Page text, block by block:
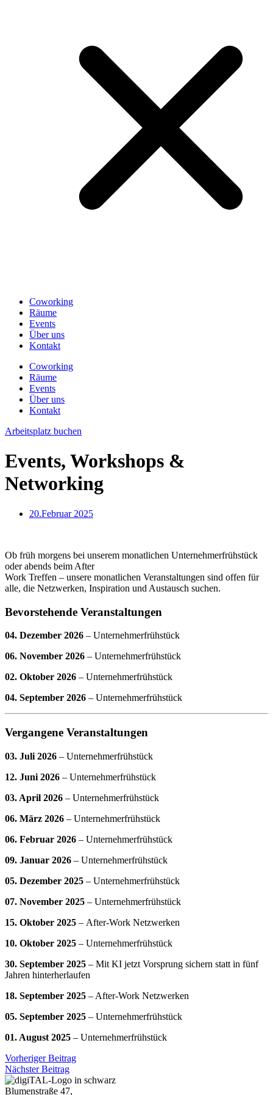
Coworking
Räume
Events
Über uns
Kontakt
Coworking
Räume
Events
Über uns
Kontakt
Arbeitsplatz buchen
Events, Workshops &
Networking
20.Februar 2025
Ob früh morgens bei unserem monatlichen Unternehmerfrühstück
oder abends beim After
Work Treffen – unsere monatlichen Veranstaltungen sind offen für
alle, die Netzwerken, Inspiration und Austausch suchen.
Bevorstehende Veranstaltungen
04. Dezember 2026 – Unternehmerfrühstück
06. November 2026 – Unternehmerfrühstück
02. Oktober 2026 – Unternehmerfrühstück
04. September 2026 – Unternehmerfrühstück
Vergangene Veranstaltungen
03. Juli 2026 – Unternehmerfrühstück
12. Juni 2026 – Unternehmerfrühstück
03. April 2026 – Unternehmerfrühstück
06. März 2026 – Unternehmerfrühstück
06. Februar 2026 – Unternehmerfrühstück
09. Januar 2026 – Unternehmerfrühstück
05. Dezember 2025 – Unternehmerfrühstück
07. November 2025 – Unternehmerfrühstück
15. Oktober 2025 – After-Work Netzwerken
10. Oktober 2025 – Unternehmerfrühstück
30. September 2025 – Mit KI jetzt Vorsprung sichern statt in fünf
Jahren hinterherlaufen
18. September 2025 – After-Work Netzwerken
05. September 2025 – Unternehmerfrühstück
01. August 2025 – Unternehmerfrühstück
Vorheriger Beitrag
Nächster Beitrag
Blumenstraße 47,